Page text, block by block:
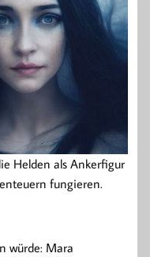
Helden als Ankerfigur
fungieren.
würde: Mara